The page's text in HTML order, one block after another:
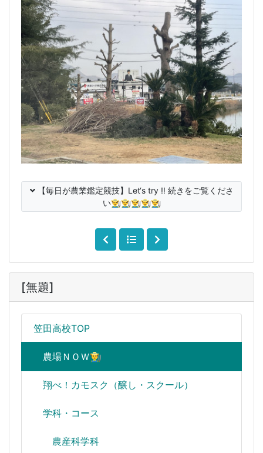
[無題]
笠田高校TOP
農場ＮＯＷ👨‍🌾
翔べ！カモスク（醸し・スクール）
学科・コース
農産科学科
【毎日が農業鑑定競技】Let‘s try ‼️ 続きをご覧くださ
い👨‍🌾👨‍🌾👨‍🌾👨‍🌾👨‍🌾